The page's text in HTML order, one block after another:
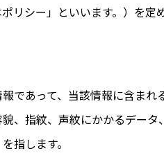
リシー」といいます。）を定
であって、当該情報に含まれ
、指紋、声紋にかかるデータ
指します。